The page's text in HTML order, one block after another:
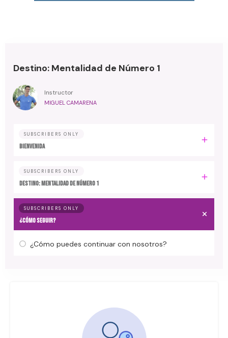
Destino: Mentalidad de Número 1
Instructor
MIGUEL CAMARENA
SUBSCRIBERS ONLY
BIENVENIDA
SUBSCRIBERS ONLY
DESTINO: MENTALIDAD DE NÚMERO 1
SUBSCRIBERS ONLY
¿CÓMO SEGUIR?
¿Cómo puedes continuar con nosotros?